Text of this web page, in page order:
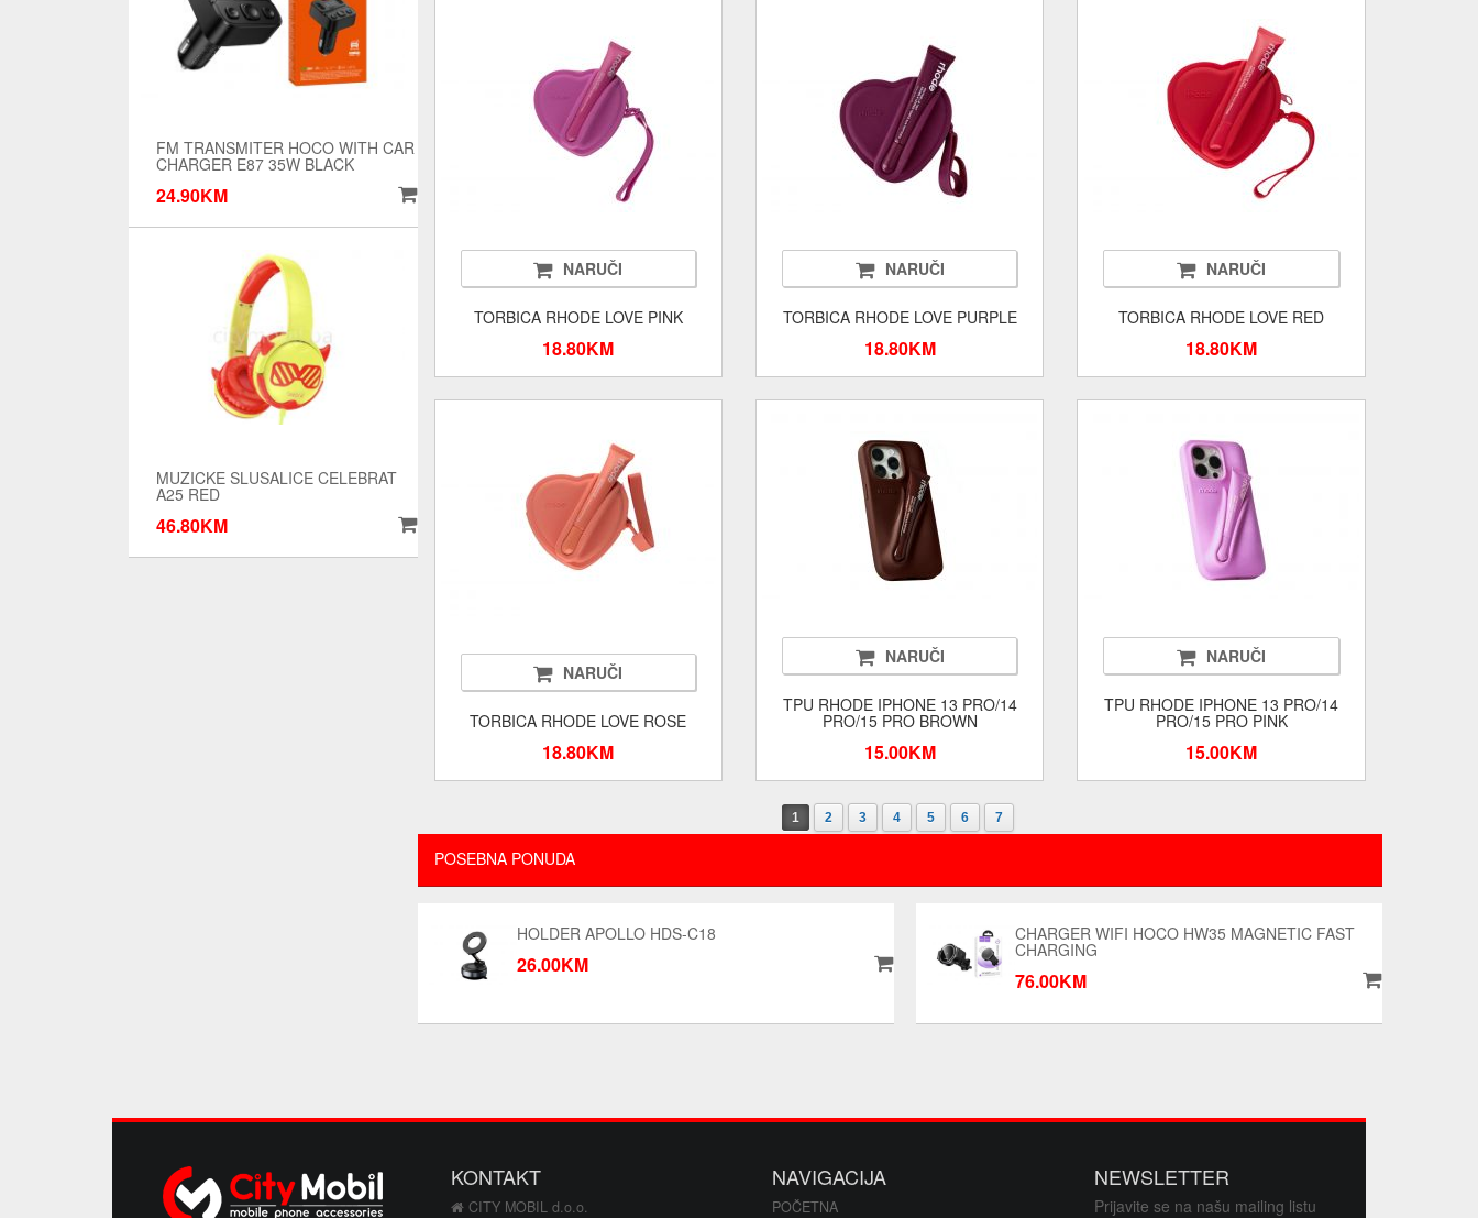
FM TRANSMITER HOCO WITH CAR
CHARGER E87 35W BLACK
24.90KM
MUZICKE SLUSALICE CELEBRAT
A25 RED
46.80KM
NARUČI
TORBICA RHODE LOVE PINK
18.80KM
NARUČI
TORBICA RHODE LOVE PURPLE
18.80KM
NARUČI
TORBICA RHODE LOVE RED
18.80KM
NARUČI
TORBICA RHODE LOVE ROSE
18.80KM
NARUČI
TPU RHODE IPHONE 13 PRO/14
PRO/15 PRO BROWN
15.00KM
NARUČI
TPU RHODE IPHONE 13 PRO/14
PRO/15 PRO PINK
15.00KM
1 2 3 4 5 6 7
POSEBNA PONUDA
HOLDER APOLLO HDS-C18
26.00KM
CHARGER WIFI HOCO HW35 MAGNETIC FAST
CHARGING
76.00KM
KONTAKT
CITY MOBIL d.o.o.
NAVIGACIJA
POČETNA
NEWSLETTER
Prijavite se na našu mailing listu